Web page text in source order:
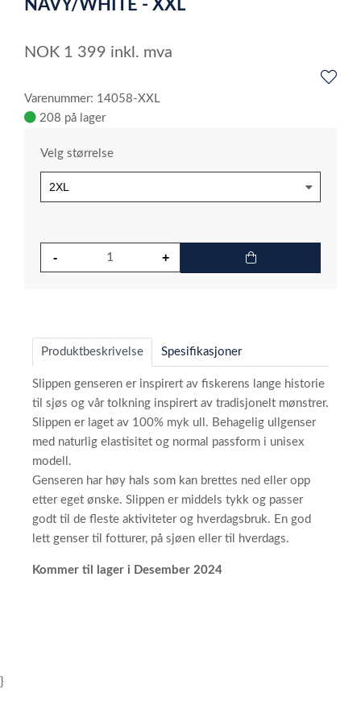
NAVY/WHITE - XXL
NOK 1 399 inkl. mva
Varenummer: 14058-XXL
208 på lager
Velg størrelse
Produktbeskrivelse Spesifikasjoner
Slippen genseren er inspirert av fiskerens lange historie
til sjøs og vår tolkning inspirert av tradisjonelt mønstrer.
Slippen er laget av 100% myk ull. Behagelig ullgenser
med naturlig elastisitet og normal passform i unisex
modell.
Genseren har høy hals som kan brettes ned eller opp
etter eget ønske. Slippen er middels tykk og passer
godt til de fleste aktiviteter og hverdagsbruk. En god
lett genser til fotturer, på sjøen eller til hverdags.
Kommer til lager i Desember 2024
}